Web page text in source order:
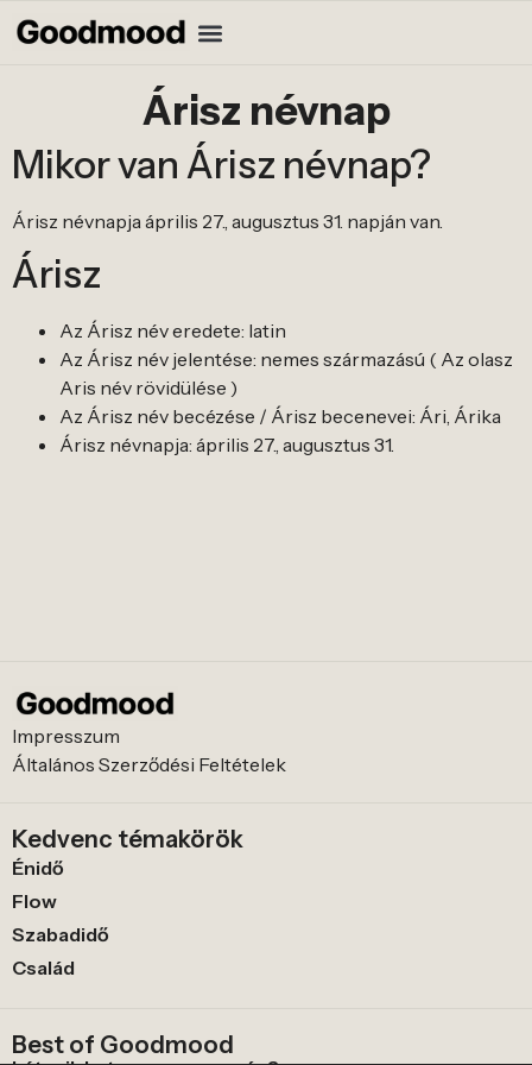
Árisz névnap
Mikor van Árisz névnap?
Árisz névnapja április 27., augusztus 31. napján van.
Árisz
Az Árisz név eredete: latin
Az Árisz név jelentése: nemes származású ( Az olasz
Aris név rövidülése )
Az Árisz név becézése / Árisz becenevei: Ári, Árika
Árisz névnapja: április 27., augusztus 31.
Impresszum
Általános Szerződési Feltételek
Kedvenc témakörök
Énidő
Flow
Szabadidő
Család
Best of Goodmood